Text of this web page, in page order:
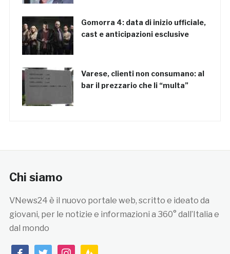
Gomorra 4: data di inizio ufficiale,
cast e anticipazioni esclusive
Varese, clienti non consumano: al
bar il prezzario che li “multa”
Chi siamo
VNews24 è il nuovo portale web, scritto e ideato da
giovani, per le notizie e informazioni a 360° dall’Italia e
dal mondo
facebooktwitterinstagramfeedburner